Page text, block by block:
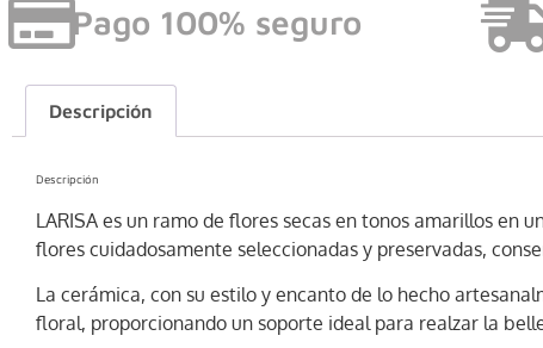
Pago 100% seguro
Descripción
Descripción
LARISA es un ramo de flores secas en tonos amarillos
flores cuidadosamente seleccionadas y preservadas,
La cerámica, con su estilo y encanto de lo hecho
floral, proporcionando un soporte ideal para realzar la